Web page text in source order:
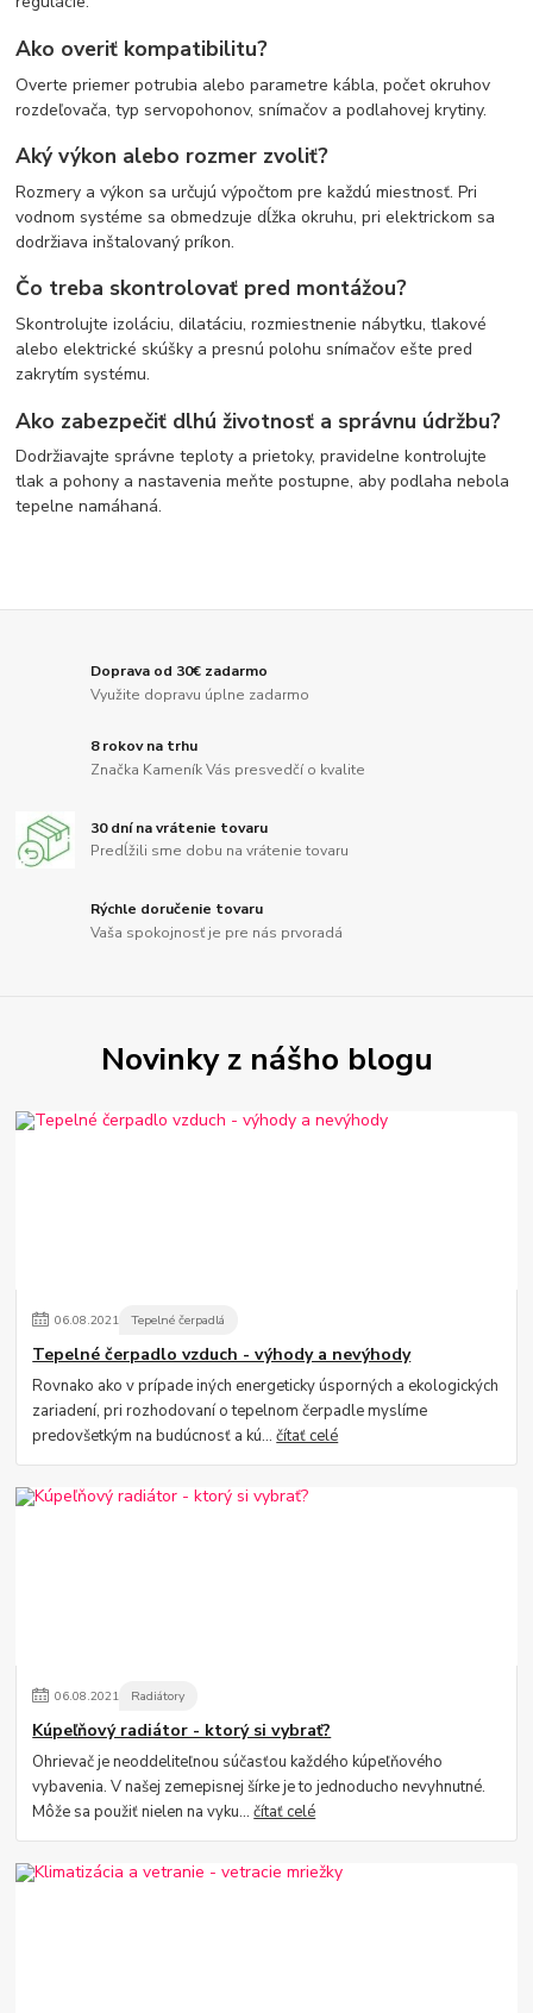
Ako overiť kompatibilitu?
Overte priemer potrubia alebo parametre kábla, počet okruhov
rozdeľovača, typ servopohonov, snímačov a podlahovej krytiny.
Aký výkon alebo rozmer zvoliť?
Rozmery a výkon sa určujú výpočtom pre každú miestnosť. Pri
vodnom systéme sa obmedzuje dĺžka okruhu, pri elektrickom sa
dodržiava inštalovaný príkon.
Čo treba skontrolovať pred montážou?
Skontrolujte izoláciu, dilatáciu, rozmiestnenie nábytku, tlakové
alebo elektrické skúšky a presnú polohu snímačov ešte pred
zakrytím systému.
Ako zabezpečiť dlhú životnosť a správnu údržbu?
Dodržiavajte správne teploty a prietoky, pravidelne kontrolujte
tlak a pohony a nastavenia meňte postupne, aby podlaha nebola
tepelne namáhaná.
Doprava od 30€ zadarmo
Využite dopravu úplne zadarmo
8 rokov na trhu
Značka Kameník Vás presvedčí o kvalite
30 dní na vrátenie tovaru
Predĺžili sme dobu na vrátenie tovaru
Rýchle doručenie tovaru
Vaša spokojnosť je pre nás prvoradá
Novinky z nášho blogu
06.08.2021 Tepelné čerpadlá
Tepelné čerpadlo vzduch - výhody a nevýhody
Rovnako ako v prípade iných energeticky úsporných a ekologických
zariadení, pri rozhodovaní o tepelnom čerpadle myslíme
predovšetkým na budúcnosť a kú...čítať celé
06.08.2021 Radiátory
Kúpeľňový radiátor - ktorý si vybrať?
Ohrievač je neoddeliteľnou súčasťou každého kúpeľňového
vybavenia. V našej zemepisnej šírke je to jednoducho nevyhnutné.
Môže sa použiť nielen na vyku...čítať celé